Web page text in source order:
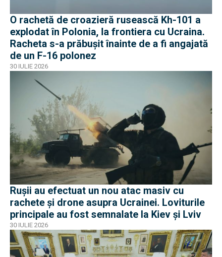
O rachetă de croazieră rusească Kh-101 a
explodat în Polonia, la frontiera cu Ucraina.
Racheta s-a prăbușit înainte de a fi angajată
de un F-16 polonez
30 IULIE 2026
Rușii au efectuat un nou atac masiv cu
rachete și drone asupra Ucrainei. Loviturile
principale au fost semnalate la Kiev și Lviv
30 IULIE 2026